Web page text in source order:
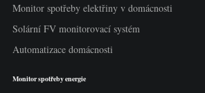
Monitor spotřeby elektřiny v domácnosti
Solární FV monitorovací systém
Automatizace domácnosti
Monitor spotřeby energie